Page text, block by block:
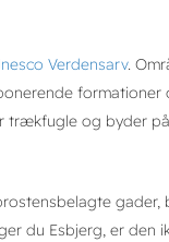
Verdensarv.
formationer
trækfugle og byder
gader,
du Esbjerg, er den